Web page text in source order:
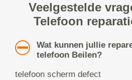
Veelgestelde
Telefoon
Wat kunnen jullie
telefoon Beilen?
telefoon scherm defect